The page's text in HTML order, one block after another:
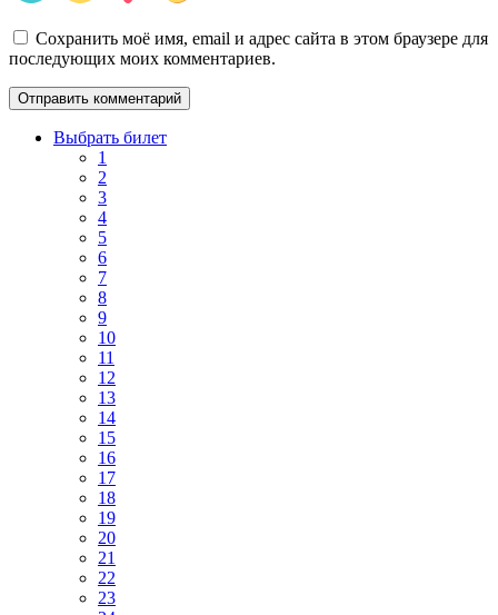
Сохранить моё имя, email и адрес сайта в этом браузере для
последующих моих комментариев.
Выбрать билет
1
2
3
4
5
6
7
8
9
10
11
12
13
14
15
16
17
18
19
20
21
22
23